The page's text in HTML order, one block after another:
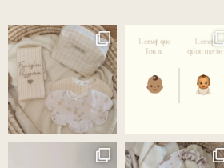
g
r
a
m
o
o
k
-
f
k